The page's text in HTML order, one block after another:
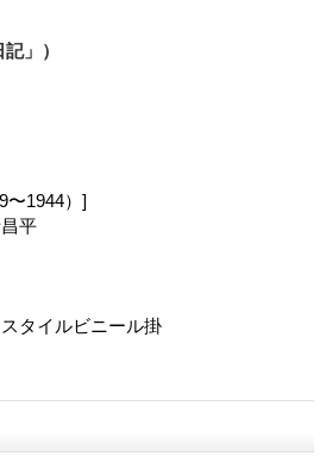
」）
〜1944）]
平
タイルビニール掛